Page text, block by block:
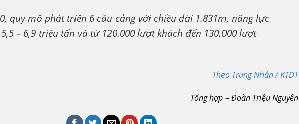
quy mô phát triển 6 cầu cảng với chiều dài 1.831m, năng lực
– 6,9 triệu tấn và từ 120.000 lượt khách đến 130.000 lượt
Theo Trung Nhân / KTDT
Tổng hợp – Đoàn Triệu Nguyên